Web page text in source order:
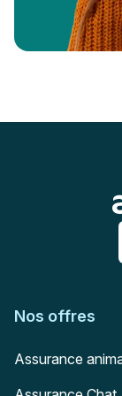
Nos offres
Assurance